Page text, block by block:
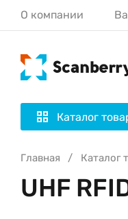
О компании
Каталог
Главная Каталог
UHF